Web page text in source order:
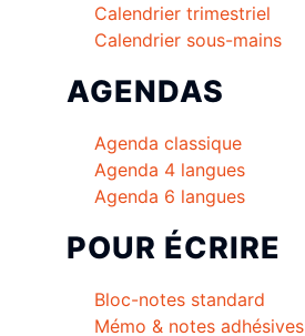
Calendrier trimestriel
Calendrier sous-mains
AGENDAS
Agenda classique
Agenda 4 langues
Agenda 6 langues
POUR ÉCRIRE
Bloc-notes standard
Mémo & notes adhésives